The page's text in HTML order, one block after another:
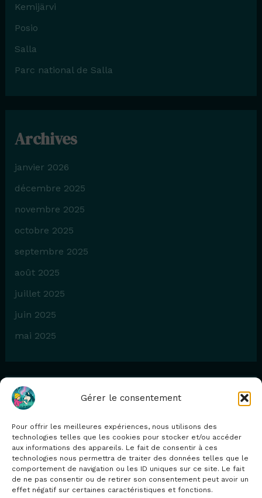
Gérer le consentement
Pour offrir les meilleures expériences, nous utilisons des
technologies telles que les cookies pour stocker et/ou accéder
aux informations des appareils. Le fait de consentir à ces
technologies nous permettra de traiter des données telles que le
comportement de navigation ou les ID uniques sur ce site. Le fait
de ne pas consentir ou de retirer son consentement peut avoir un
effet négatif sur certaines caractéristiques et fonctions.
Kemijärvi
Posio
Salla
Parc national de Salla
Archives
janvier 2026
décembre 2025
novembre 2025
octobre 2025
septembre 2025
août 2025
juillet 2025
juin 2025
mai 2025
Catégories
Blog